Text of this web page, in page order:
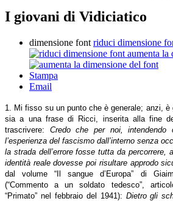
I giovani di Vidiciatico
dimensione font riduci dimensione
aumenta la
Stampa
Email
1. Mi fisso su un punto che è generale; anzi, è
sia a una frase di Ricci, inserita alla fine
trascrivere: Credo che per noi, intendendo
l’esperienza del fascismo dall’interno senza
la strada dell’errore fosse tutta da percorrere,
identità reale dovesse poi risultare approdo
dal volume “Il sangue d’Europa” di
(“Commento a un soldato tedesco”,
“Primato” nel febbraio del 1941): Dietro gli